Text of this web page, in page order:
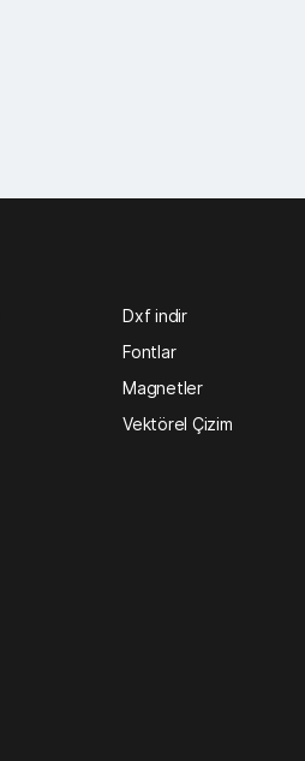
Dxf indir
Fontlar
Magnetler
Vektörel Çizim